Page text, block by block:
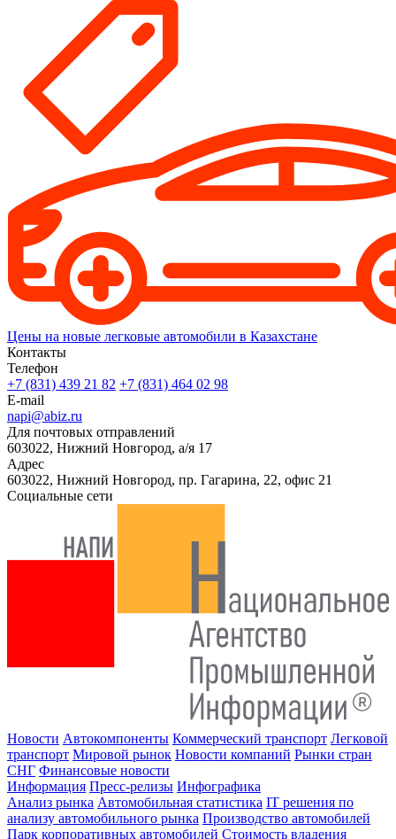
Цены на новые легковые автомобили в Казахстане
Контакты
Телефон
+7 (831) 439 21 82 +7 (831) 464 02 98
E-mail
napi@abiz.ru
Для почтовых отправлений
603022, Нижний Новгород, а/я 17
Адрес
603022, Нижний Новгород, пр. Гагарина, 22, офис 21
Социальные сети
Новости Автокомпоненты Коммерческий транспорт Легковой
транспорт Мировой рынок Новости компаний Рынки стран
СНГ Финансовые новости
Информация Пресс-релизы Инфографика
Анализ рынка Автомобильная статистика IT решения по
анализу автомобильного рынка Производство автомобилей
Парк корпоративных автомобилей Стоимость владения